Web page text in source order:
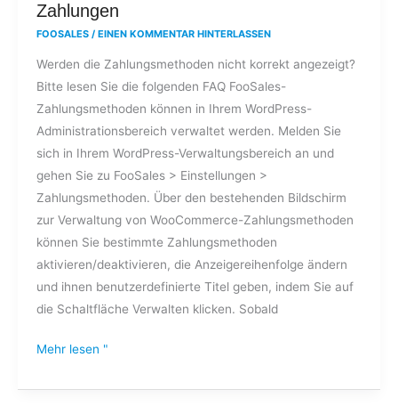
Zahlungen
FOOSALES / EINEN KOMMENTAR HINTERLASSEN
Werden die Zahlungsmethoden nicht korrekt angezeigt?
Bitte lesen Sie die folgenden FAQ FooSales-
Zahlungsmethoden können in Ihrem WordPress-
Administrationsbereich verwaltet werden. Melden Sie
sich in Ihrem WordPress-Verwaltungsbereich an und
gehen Sie zu FooSales > Einstellungen >
Zahlungsmethoden. Über den bestehenden Bildschirm
zur Verwaltung von WooCommerce-Zahlungsmethoden
können Sie bestimmte Zahlungsmethoden
aktivieren/deaktivieren, die Anzeigereihenfolge ändern
und ihnen benutzerdefinierte Titel geben, indem Sie auf
die Schaltfläche Verwalten klicken. Sobald
Zahlungen
Mehr lesen "